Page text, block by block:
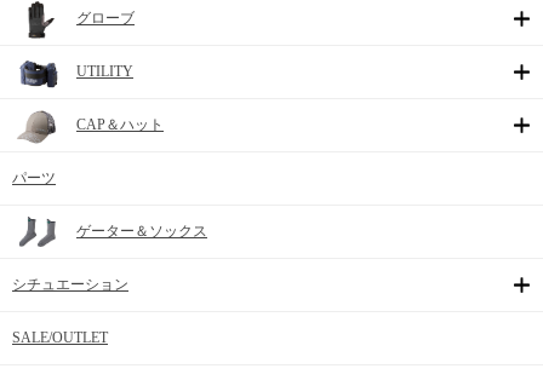
グローブ
UTILITY
CAP＆ハット
パーツ
ゲーター＆ソックス
シチュエーション
SALE/OUTLET